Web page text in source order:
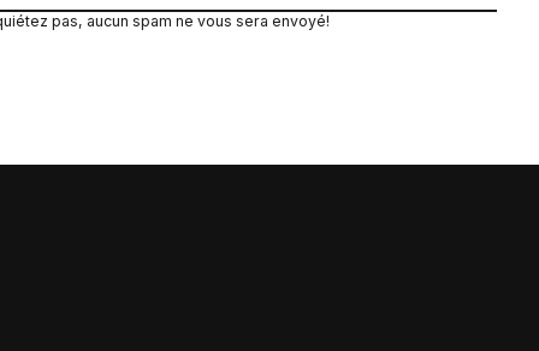
pas, aucun spam ne vous sera envoyé!